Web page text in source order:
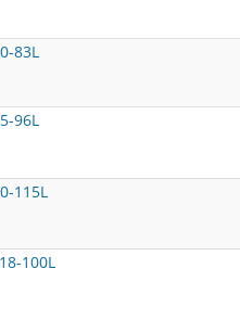
83L
96L
115L
100L